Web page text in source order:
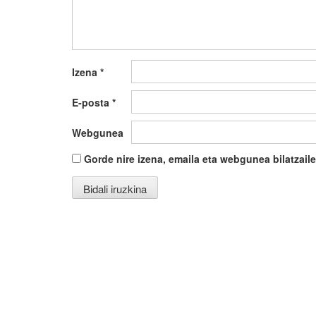
Izena *
E-posta *
Webgunea
Gorde nire izena, emaila eta webgunea